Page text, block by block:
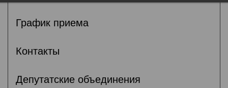
График приема
Контакты
Депутатские объединения